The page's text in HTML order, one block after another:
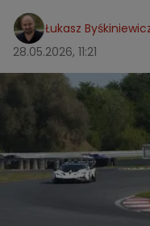
Łukasz
28.05.2026, 11:21